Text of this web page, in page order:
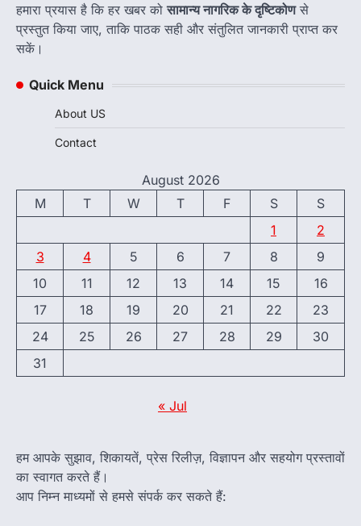
हमारा प्रयास है कि हर खबर कोसामान्य नागरिक के दृष्टिकोणसे
प्रस्तुत किया जाए, ताकि पाठक सही और संतुलित जानकारी प्राप्त कर
सकें।
Quick Menu
About US
Contact
August 2026
M
T W T F S
S
1
2
3
4 5 6 7 8
9
10
11 12 13 14 15
16
17
18 19 20 21 22
23
24
25 26 27 28 29
30
31
« Jul
हम आपके सुझाव, शिकायतें, प्रेस रिलीज़, विज्ञापन और सहयोग प्रस्तावों
का स्वागत करते हैं।
आप निम्न माध्यमों से हमसे संपर्क कर सकते हैं: